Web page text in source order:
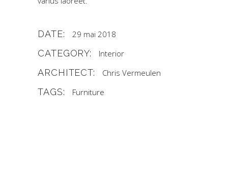
DATE: 29 mai 2018
CATEGORY: Interior
ARCHITECT: Chris Vermeulen
TAGS: Furniture